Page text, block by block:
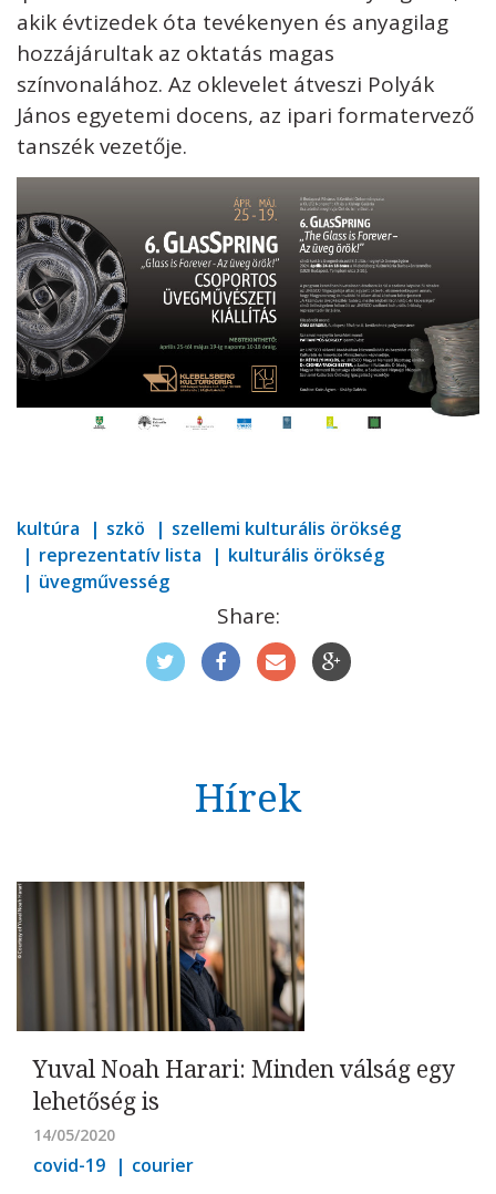
akik évtizedek óta tevékenyen és anyagilag
hozzájárultak az oktatás magas
színvonalához. Az oklevelet átveszi Polyák
János egyetemi docens, az ipari formatervező
tanszék vezetője.
kultúra szkö
szellemi kulturális örökség
reprezentatív lista
kulturális örökség
üvegművesség
Share:
Hírek
Yuval Noah Harari: Minden válság egy
lehetőség is
14/05/2020
covid-19 courier